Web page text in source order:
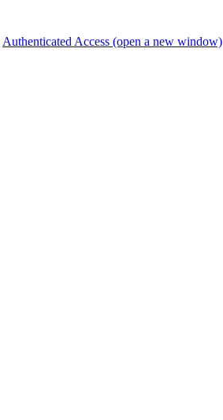
Authenticated Access (open a new window)